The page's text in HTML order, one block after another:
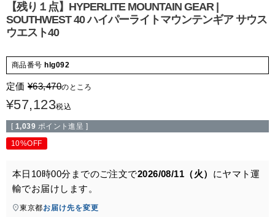
【残り１点】HYPERLITE MOUNTAIN GEAR |
SOUTHWEST 40 ハイパーライトマウンテンギア サウス
ウエスト40
商品番号 hlg092
定価 ¥63,470のところ
¥57,123税込
[ 1,039 ポイント進呈 ]
10%OFF
本日 10時00分 までのご注文で2026/08/11（火） にヤマト運
輸でお届けします。
東京都お届け先を変更